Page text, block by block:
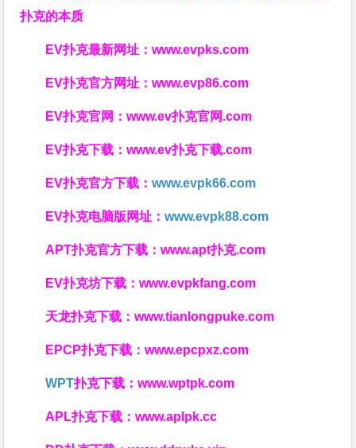
扑克的本质
EV扑克最新网址：www.evpks.com
EV扑克官方网址：www.evp86.com
EV扑克官网：www.ev扑克官网.com
EV扑克下载：www.ev扑克下载.com
EV扑克官方下载：www.evpk66.com
EV扑克电脑版网址：www.evpk88.com
APT扑克官方下载：www.apt扑克.com
EV扑克坊下载：www.evpkfang.com
天龙扑克下载：www.tianlongpuke.com
EPCP扑克下载：www.epcpxz.com
WPT扑克下载：www.wptpk.com
APL扑克下载：www.aplpk.cc